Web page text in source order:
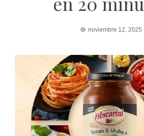
noviembre 12, 2025